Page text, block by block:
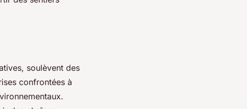
soulèvent des
confrontées à